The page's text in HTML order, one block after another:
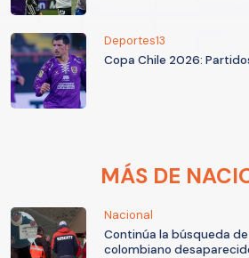
Deportes13
Copa Chile 2026:
MÁS DE
Nacional
Continúa la búsqueda
colombiano